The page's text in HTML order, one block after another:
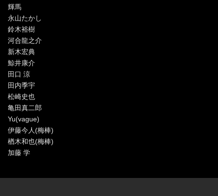
輝馬
永山たかし
鈴木裕樹
河合龍之介
新木宏典
鯨井康介
田口 涼
田内季宇
松崎史也
亀田真二郎
Yu(vague)
伊藤今人(梅棒)
楢木和也(梅棒)
加藤 学